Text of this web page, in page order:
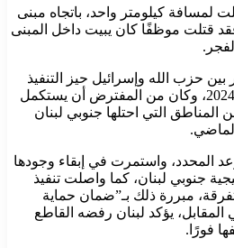
لمسافة كيلومتر واحد، باتجاه مبنى
فقد قتلت موظفًا كان يبيت داخل المبنى
حزب الله وإسرائيل حيز التنفيذ
في 27 نوفمبر/تشرين الثاني 2024، وكان من المفترض أن يستكمل
المناطق التي احتلها جنوبي لبنان
المحدد، واستمرت في إبقاء وجودها
استراتيجية جنوبي لبنان، كما واصلت تنفيذ
مبررة ذلك بـ”ضمان حماية
يؤكد لبنان رفضه القاطع
فورًا.